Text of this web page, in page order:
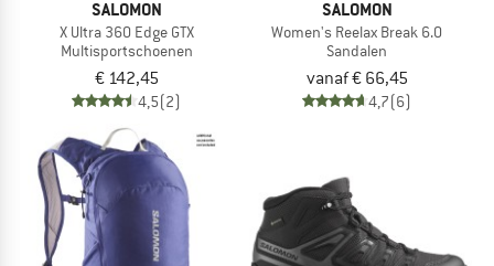
SALOMON
X Ultra 360 Edge GTX
Multisportschoenen
€ 142,45
4,5(2)
SALOMON
Women's Reelax Break 6.0
Sandalen
vanaf € 66,45
4,7(6)